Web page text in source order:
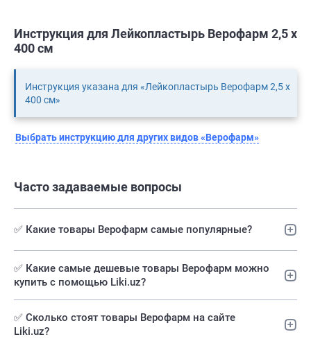
Инструкция для Лейкопластырь Верофарм 2,5 х
400 см
Инструкция указана для «Лейкопластырь Верофарм 2,5 х
400 см»
Выбрать инструкцию для других видов «Верофарм»
Часто задаваемые вопросы
✅ Какие товары Верофарм самые популярные?
✅️ Какие самые дешевые товары Верофарм можно
купить с помощью Liki.uz?
✅ Сколько стоят товары Верофарм на сайте
Liki.uz?